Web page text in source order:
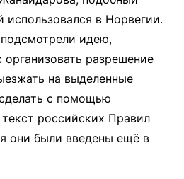
в Норвегии.
идею,
организовать разрешение
на выделенные
с помощью
российских Правил
они были введены ещё в